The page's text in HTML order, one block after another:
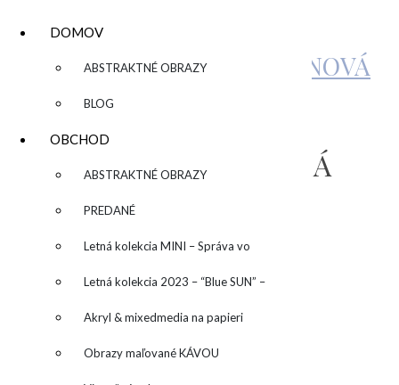
DOMOV
▼ ABSTRAKTNÉ OBRAZY
BLOG
OBCHOD
▼ ABSTRAKTNÉ OBRAZY
PREDANÉ
Letná kolekcia MINI – Správa vo
fľaši
Letná kolekcia 2023 – “Blue SUN” –
“Modré slnko”
Akryl & mixedmedia na papieri
Obrazy maľované KÁVOU
KATARÍNA SUJOVÁ KALMANOVÁ
„JAPANESE
GARDEN“/“JAPONSKÁ
ZÁHRADA“
by